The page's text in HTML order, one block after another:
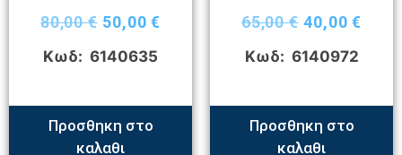
80,00€ 50,00€
Κωδ: 6140635
Προσθηκη στο
καλαθι
65,00€ 40,00€
Κωδ: 6140972
Προσθηκη στο
καλαθι